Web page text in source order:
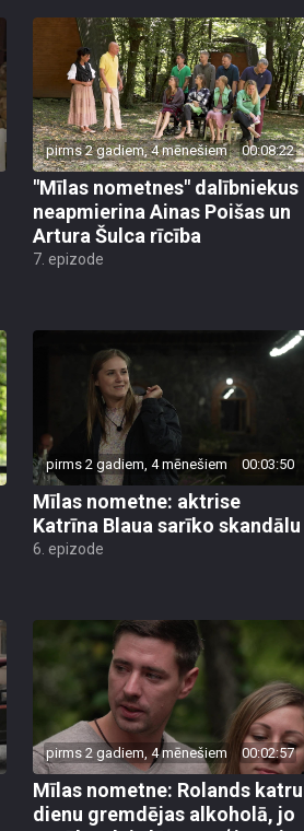
pirms 2 gadiem, 4 mēnešiem 00:08:22
"Mīlas nometnes" dalībniekus
neapmierina Ainas Poišas un
Artura Šulca rīcība
7. epizode
pirms 2 gadiem, 4 mēnešiem 00:03:50
Mīlas nometne: aktrise
Katrīna Blaua sarīko skandālu
6. epizode
pirms 2 gadiem, 4 mēnešiem 00:02:57
Mīlas nometne: Rolands katru
dienu gremdējas alkoholā, jo